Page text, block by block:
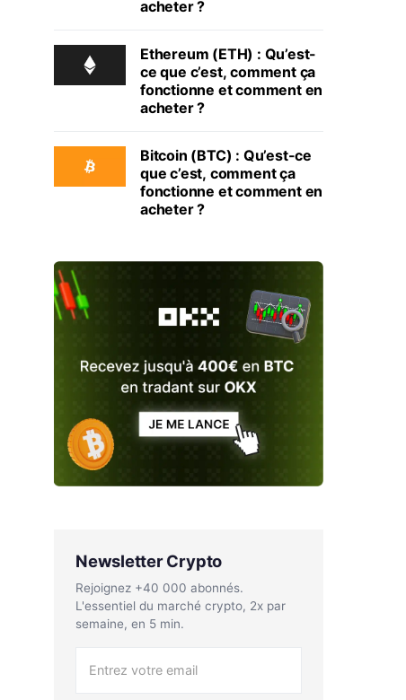
acheter ?
Ethereum (ETH) : Qu’est-
ce que c’est, comment ça
fonctionne et comment en
acheter ?
Bitcoin (BTC) : Qu’est-ce
que c’est, comment ça
fonctionne et comment en
acheter ?
Newsletter Crypto
Rejoignez +40 000 abonnés.
L'essentiel du marché crypto, 2x par
semaine, en 5 min.